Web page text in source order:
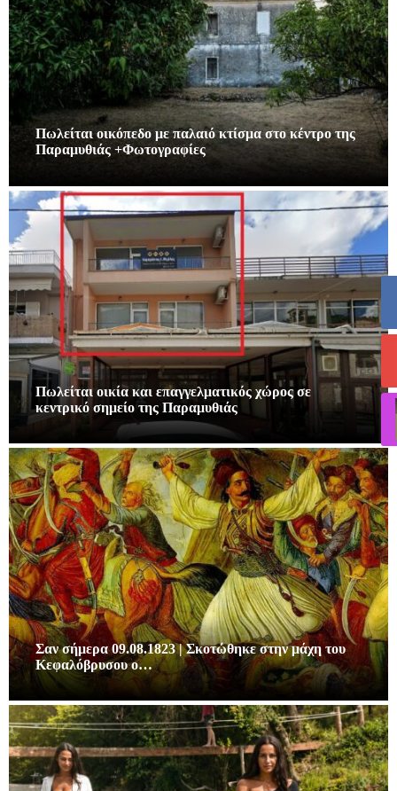
Πωλείται οικόπεδο με παλαιό κτίσμα στο κέντρο της
Παραμυθιάς +Φωτογραφίες
Πωλείται οικία και επαγγελματικός χώρος σε
κεντρικό σημείο της Παραμυθιάς
Σαν σήμερα 09.08.1823 | Σκοτώθηκε στην μάχη του
Κεφαλόβρυσου ο…